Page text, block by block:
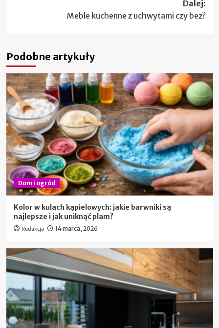
Dalej:
Meble kuchenne z uchwytami czy bez?
Podobne artykuły
Dom i ogród
Kolor w kulach kąpielowych: jakie barwniki są
najlepsze i jak uniknąć plam?
Redakcja 14 marca, 2026